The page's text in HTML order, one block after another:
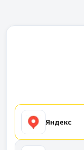
Яндекс